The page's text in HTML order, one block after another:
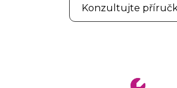
Konzultujte